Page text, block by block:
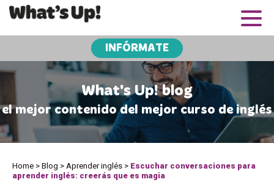
INFÓRMATE
What's Up! blog
el mejor contenido del mejor curso de inglés
Home > Blog > Aprender inglés > Escuchar conversaciones para
aprender inglés: creerás que es magia